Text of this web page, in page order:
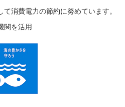
消費電力の節約に努めています。
関を活用